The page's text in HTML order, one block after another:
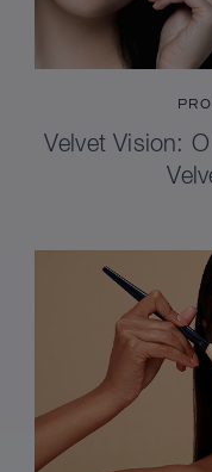
Velvet Vision: